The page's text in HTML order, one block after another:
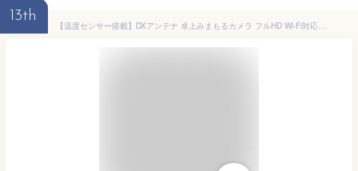
13th
【温度センサー搭載】DXアンテナ 卓上みまもるカメラ フルHD Wi‐Fi対応 双方向通話 動体追跡 暗視機能 アラート機能付き 見守りカメラ ペット/子供/高齢者見守り 日本メーカー WECAA1